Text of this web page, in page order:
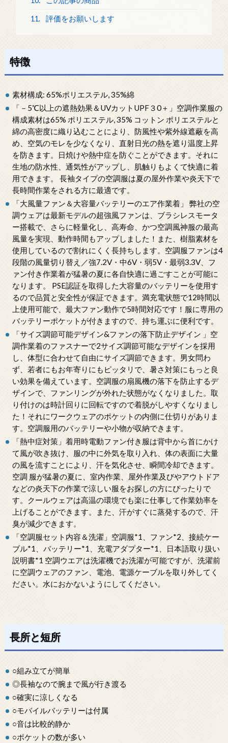
11. 評価をお願いします
特徴
素材構成: 65%ポリエステル, 35%綿
「－5℃以上の遮熱効果＆UVカットUPF３0＋」空調作業服の
構成素材は65% ポリエステル, 35% コットン ポリエステルと
綿の高密度に織り込むことにより、防風性や紫外線遮蔽を高
め、空気のモレを少なくなり、直射日光の熱を遮り温度上昇
を防きます。日焼けや熱中症を防ぐことができます。それに
生地の防水性、通気性がアップし、肌触りもよくて快適に着
用できます。 長袖タイプの空調服は夏の屋外作業や炎天下で
長時間作業をされる方に最適です。
「大風量ファン＆大容量バッテリーのエア作業着」 弊社の空
調ウェアは最新モデルの超強風ファンは、ブラシレスモータ
ー搭載で、さらに軽量化し、高寿命、かつ空調風神服の最高
風量を実現、動作時間もアップしました！また、樹脂素材を
使用しているので割れにくく長持ちします。空調服ファンは4
段階の風量切り替え／強7.2V・中6V・弱5V・最弱3.3V、フ
ァン付き作業着が猛暑の夏に各自快適に過ごすことが可能に
なります。 PSE認証を取得した大容量のバッテリーを使用す
るので品質と安全性が保証できます。満充電状態で12時間以
上使用可能で、最大ファン動作で5時間対応です！服に専用の
バッテリーポケットが付きますので、持ち運ぶに便利です。
「サイズ調節可能デザイン&ファンの落下防止デザイン 」空
調作業着のファスナーで2サイズ調節可能なデザインを採用
し、体型に合わせて自由にサイズ調節できます。男女問わ
ず、若者にもお年寄りにもピッタリで、暑さ対策にもっと良
い効果を備えています。空調服の扇風機の落下を防止するデ
ザインで、ファンリングが外れた状態がなくなりました。取
り付けのは時計回りに回転ですので着脱がしやすくなりまし
た！それにワークウェアのポケットの内側に仕切りがありま
す。空調服用のバッテリーや小物が収納できます。
「熱中症対策」着用時電動ファン付き服は背中から首にかけ
て風が吹き抜け、服の中に外気を取り入れ、体の表面に大量
の風を流すことにより、汗を気化させ、瞬間冷却できます。
空調 服が猛暑の夏に、室内作業、屋外作業及びやアウトドア
などの炎天下の作業で涼しい服をお探しの方にぴったりで
す。クールウェアは高温の環境でも楽に仕事して作業効率を
上げることができます。また、汗がすぐに蒸発するので、汗
臭が減少できます。
「空調服セット内容＆洗濯」空調服*1、ファン*2、接続ケー
ブル*1、バッテリー*1、充電アダプター*1、日本語取り扱い
説明書*1 空調ウエアは洗濯機でお洗濯が可能ですが、洗濯前
に空調ウェアのファン、電池、電源ケーブルを取り外してく
ださい。水におかないようにしてください。
長所と短所
○組み立てが簡単
◎長袖なので腕まで風が行き渡る
○確実に涼しくなる
○モバイルバッテリーは付属
○音は比較的静か
○ポケットの数が多い